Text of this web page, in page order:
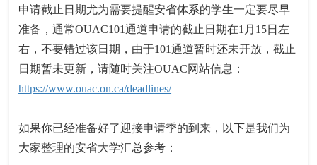
申请截止日期尤为需要提醒安省体系的学生一定要尽早
准备，通常OUAC101通道申请的截止日期在1月15日左
右，不要错过该日期，由于101通道暂时还未开放，截止
日期暂未更新，请随时关注OUAC网站信息：
https://www.ouac.on.ca/deadlines/
如果你已经准备好了迎接申请季的到来，以下是我们为
大家整理的安省大学汇总参考：